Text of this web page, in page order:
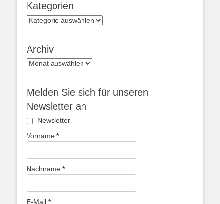
Kategorien
Kategorien
Archiv
Archiv
Melden Sie sich für unseren
Newsletter an
Newsletter
Vorname *
Nachname *
E-Mail *